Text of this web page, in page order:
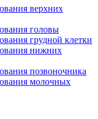
верхних
головы
грудной клетки
нижних
позвоночника
молочных